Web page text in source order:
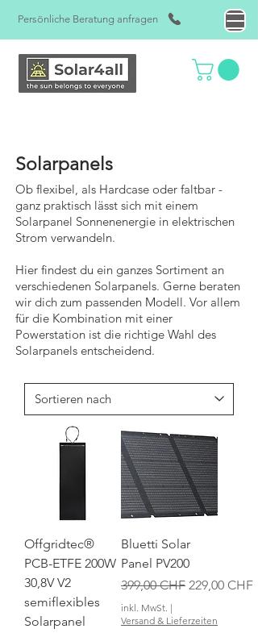
Persönliche Beratung anfragen
Solarpanels
Ob flexibel, als Hardcase oder faltbar -
ganz praktisch lässt sich mit einem
Solarpanel Sonnenenergie in elektrischen
Strom verwandeln.
Hier findest du ein ganzes Sortiment an
verschiedenen Solarpanels. Gerne beraten
wir dich zum passenden Modell. Vor allem
für die Kombination mit einer
Powerstation ist die richtige Wahl des
Solarpanels entscheidend.
Offgridtec®
PCB-ETFE 200W
30,8V V2
semiflexibles
Solarpanel
Bluetti Solar
Panel PV200
Standardpreis
399,00 CHF Sale-Preis
229,00 CHF
inkl. MwSt. |
Versand & Lieferzeiten